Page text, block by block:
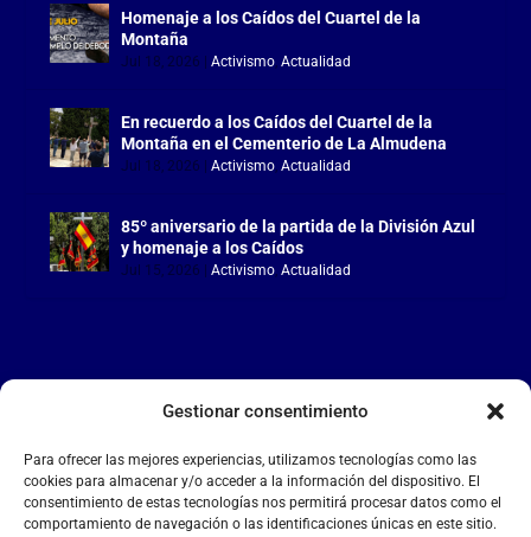
Gestionar consentimiento
Para ofrecer las mejores experiencias, utilizamos tecnologías como las
cookies para almacenar y/o acceder a la información del dispositivo. El
consentimiento de estas tecnologías nos permitirá procesar datos como el
comportamiento de navegación o las identificaciones únicas en este sitio.
Homenaje a los Caídos del Cuartel de la
Montaña
Jul 18, 2026 |Activismo,Actualidad
En recuerdo a los Caídos del Cuartel de la
Montaña en el Cementerio de La Almudena
Jul 18, 2026 |Activismo,Actualidad
85º aniversario de la partida de la División Azul
y homenaje a los Caídos
Jul 15, 2026 |Activismo,Actualidad
LA FALANGE
Reproductor
de
vídeo